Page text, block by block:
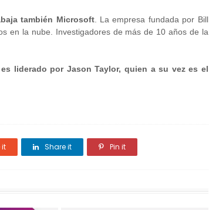
también Microsoft. La empresa fundada por Bill
en la nube. Investigadores de más de 10 años de la
liderado por Jason Taylor, quien a su vez es el
it Share it Pin it